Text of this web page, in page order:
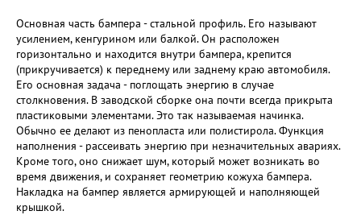
Основная часть бампера - стальной профиль. Его называют
усилением, кенгурином или балкой. Он расположен
горизонтально и находится внутри бампера, крепится
(прикручивается) к переднему или заднему краю автомобиля.
Его основная задача - поглощать энергию в случае
столкновения. В заводской сборке она почти всегда прикрыта
пластиковыми элементами. Это так называемая начинка.
Обычно ее делают из пенопласта или полистирола. Функция
наполнения - рассеивать энергию при незначительных авариях.
Кроме того, оно снижает шум, который может возникать во
время движения, и сохраняет геометрию кожуха бампера.
Накладка на бампер является армирующей и наполняющей
крышкой.